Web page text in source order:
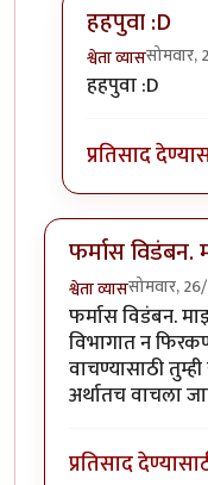
हहपुवा :D
श्वेता व्यास
In reply to
हहपुवा :D
प्रतिसाद
फर्मास विडंबन.
श्वेता व्याससोमवार,
फर्मास विडंबन.
विभागात न
वाचण्यासाठी
अर्थातच वाचला
प्रतिसाद